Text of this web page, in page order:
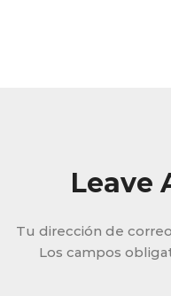
Leave
Tu dirección de
Los campos